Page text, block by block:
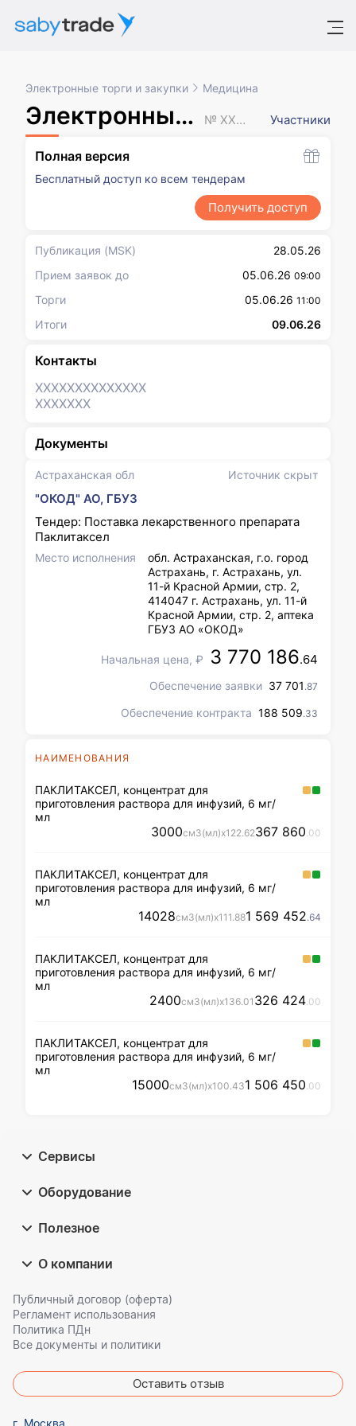
Электронные торги и закупки Медицина
Электронный аукцион № XXXXXXX Участники
Астраханская обл Источник скрыт
"ОКОД" АО, ГБУЗ
Тендер: Поставка лекарственного препарата
Паклитаксел
Место исполнения
обл. Астраханская, г.о. город
Астрахань, г. Астрахань, ул.
11-й Красной Армии, стр. 2,
414047 г. Астрахань, ул. 11-й
Красной Армии, стр. 2, аптека
ГБУЗ АО «ОКОД»
Начальная цена, ₽ 3 770 186.64
Обеспечение заявки 37 701 .87
Обеспечение контракта 188 509.33
НАИМЕНОВАНИЯ
ПАКЛИТАКСЕЛ, концентрат для
приготовления раствора для инфузий, 6 мг/
мл
3000см3(мл)x122.62367 860.00
ПАКЛИТАКСЕЛ, концентрат для
приготовления раствора для инфузий, 6 мг/
мл
14028см3(мл)x111.881 569 452.64
ПАКЛИТАКСЕЛ, концентрат для
приготовления раствора для инфузий, 6 мг/
мл
2400см3(мл)x136.01 326 424.00
ПАКЛИТАКСЕЛ, концентрат для
приготовления раствора для инфузий, 6 мг/
мл
15000см3(мл)x100.431 506 450.00
Полная версия
Бесплатный доступ ко всем тендерам
Получить доступ
Публикация (MSK)
28.05.26
Прием заявок до
05.06.26 09:00
Торги 05.06.26 11:00
Итоги 09.06.26
Контакты
XXXXXXXXXXXXXX
XXXXXXX
Документы
Сервисы
Оборудование
Полезное
О компании
Публичный договор (оферта)
Регламент использования
Политика ПДн
Все документы и политики
Оставить отзыв
г. Москва